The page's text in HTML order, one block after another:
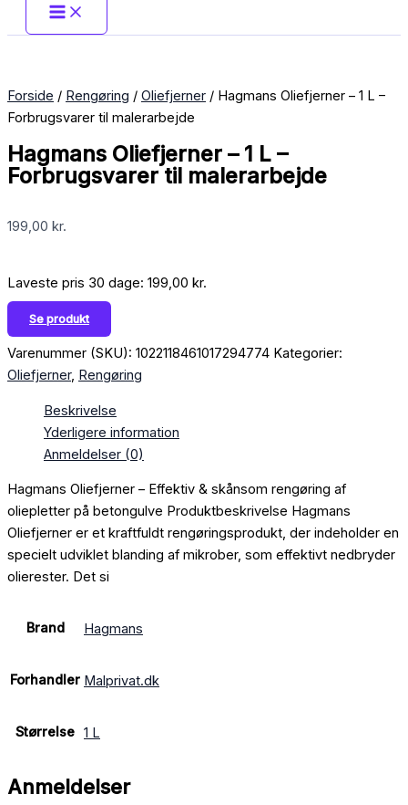
Forside / Rengøring / Oliefjerner / Hagmans Oliefjerner – 1 L –
Forbrugsvarer til malerarbejde
Hagmans Oliefjerner – 1 L –
Forbrugsvarer til malerarbejde
199,00 kr.
Laveste pris 30 dage: 199,00 kr.
Se produkt
Varenummer (SKU): 1022118461017294774 Kategorier:
Oliefjerner, Rengøring
Beskrivelse
Yderligere information
Anmeldelser (0)
Hagmans Oliefjerner – Effektiv & skånsom rengøring af
oliepletter på betongulve Produktbeskrivelse Hagmans
Oliefjerner er et kraftfuldt rengøringsprodukt, der indeholder en
specielt udviklet blanding af mikrober, som effektivt nedbryder
olierester. Det si
Brand Hagmans
Forhandler Malprivat.dk
Størrelse 1 L
Anmeldelser